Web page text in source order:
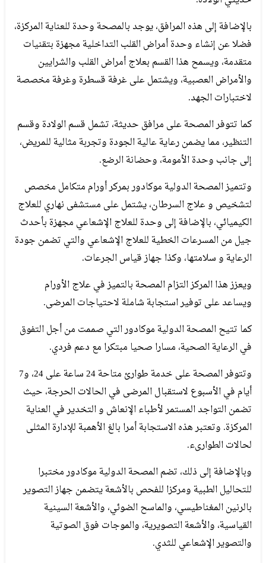
بالإضافة إلى هذه المرافق، يوجد بالمصحة وحدة للعناية المركزة،
فضلا عن إنشاء وحدة أمراض القلب التداخلية مجهزة بتقنيات
متقدمة، ويسمح هذا القسم بعلاج أمراض القلب والشرايين
والأمراض العصبية، ويشتمل على غرفة قسطرة وغرفة مخصصة
لاختبارات الجهد.
كما تتوفر المصحة على مرافق حديثة، تشمل قسم الولادة وقسم
التنظير، مما يضمن رعاية عالية الجودة وتجربة مثالية للمريض،
إلى جانب وحدة الأمومة، وحضانة الرضع.
وتتميز المصحة الدولية موكادور بمركر أورام متكامل مخصص
لتشخيص و علاج السرطان، يشتمل على مستشفى نهاري للعلاج
الكيميائي، بالإضافة إلى وحدة للعلاج الإشعاعي مجهزة بأحدث
جيل من المسرعات الخطية للعلاج الإشعاعي والتي تضمن جودة
الرعاية و سلامتها، وكذا جهاز قياس الجرعات.
ويعزز هذا المركز التزام المصحة بالتميز في علاج الأورام
ويساعد على توفير استجابة شاملة لاحتياجات المرضى.
كما تتيح المصحة الدولية موكادور التي صممت من أجل التفوق
في الرعاية الصحية، مسارا صحيا مبتكرا مع دعم فردي.
وتتوفر المصحة على خدمة طوارئ متاحة 24 ساعة على 24، و7
أيام في الأسبوع لاستقبال المرضى في الحالات الحرجة، حيث
تضمن التواجد المستمر لأطباء الإنعاش و التخدير في العناية
المركزة. وتعتبر هذه الاستجابة أمرا بالغ الأهمبة للإدارة المثلى
لحالات الطوارىء.
وبالإضافة إلى ذلك، تضم المصحة الدولية موكادور مختبرا
للتحاليل الطبية ومركزا للفحص بالأشعة يتضمن جهاز التصوير
بالرنين المغناطيسي، والماسح الضوئي، والأشعة السينية
القياسية، والأشعة التصويرية، والموجات فوق الصوتية
والتصوير الإشعاعي للثدي.